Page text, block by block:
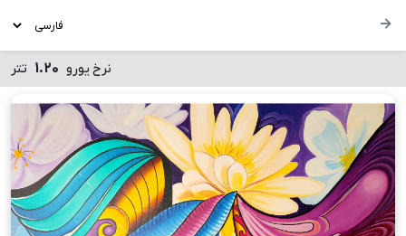
نرخ یورو 1.20 تتر